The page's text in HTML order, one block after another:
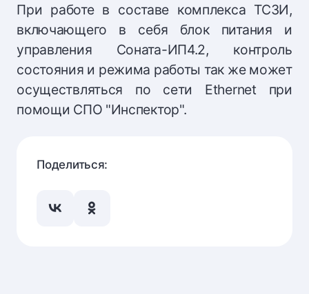
При работе в составе комплекса ТСЗИ,
включающего в себя блок питания и
управления Соната-ИП4.2, контроль
состояния и режима работы так же может
осуществляться по сети Ethernet при
помощи СПО "Инспектор".
Поделиться: